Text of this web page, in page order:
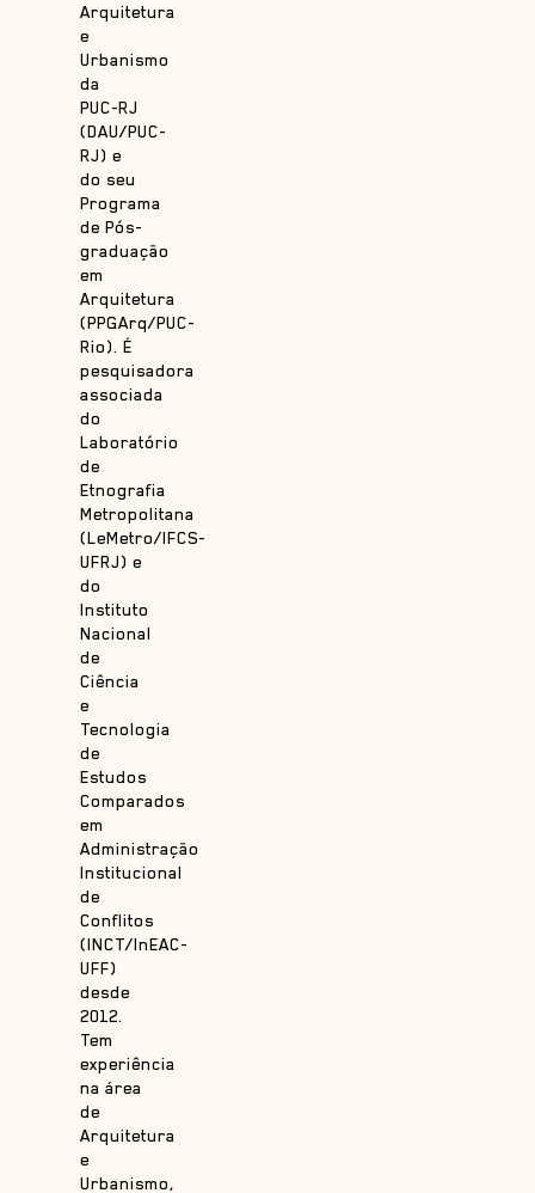
Arquitetura
e
Urbanismo
da
PUC-RJ
(DAU/PUC-
RJ) e
do seu
Programa
de Pós-
graduação
em
Arquitetura
(PPGArq/PUC-
Rio). É
pesquisadora
associada
do
Laboratório
de
Etnografia
Metropolitana
(LeMetro/IFCS-
UFRJ) e
do
Instituto
Nacional
de
Ciência
e
Tecnologia
de
Estudos
Comparados
em
Administração
Institucional
de
Conflitos
(INCT/InEAC-
UFF)
desde
2012.
Tem
experiência
na área
de
Arquitetura
e
Urbanismo,